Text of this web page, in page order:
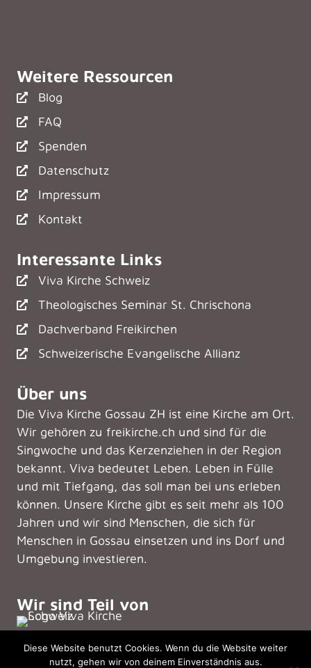
Weitere Ressourcen
Blog
FAQ
Spenden
Datenschutz
Impressum
Kontakt
Interessante Links
Viva Kirche Schweiz
Theologisches Seminar St. Chrischona
Dachverband Freikirchen
Schweizerische Evangelische Allianz
Über uns
Die Viva Kirche Gossau ZH ist eine Kirche am Ort.
Wir gehören zu freikirche.ch und sind für die
Singwoche und das Kerzenziehen in der Region
bekannt. Viva bedeutet Leben. Leben in Fülle
und mit Tiefgang, das soll man bei uns erleben
können. Unsere Kirche gibt es seit mehr als 100
Jahren und wir sind Menschen, die sich für
Menschen in Gossau einsetzen und ins Dorf und
Umgebung investieren.
Wir sind Teil von
Diese Website benutzt Cookies. Wenn du die Website weiter
nutzt, gehen wir von deinem Einverständnis aus.